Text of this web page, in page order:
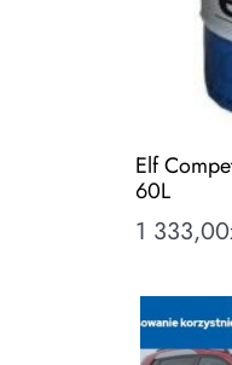
Elf
60L
1 333,00